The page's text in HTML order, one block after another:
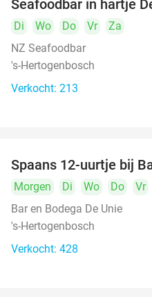
Seafoodbar in hartje
Di Wo Do Vr
Za
NZ Seafoodbar
's-Hertogenbosch
Verkocht: 213
Spaans 12-uurtje bij
Morgen Di Wo Do
Vr
Bar en Bodega De Unie
's-Hertogenbosch
Verkocht: 428